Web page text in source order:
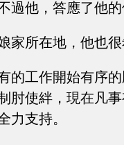
過他，答應了他
家所在地，他也
的工作開始有序
肘使絆，現在凡
力支持。